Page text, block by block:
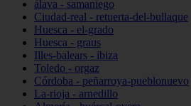
álava - samaniego
Ciudad-real - retuerta-del-bullaque
Huesca - el-grado
Huesca - graus
Illes-balears - ibiza
Toledo - orgaz
Córdoba - peñarroya-pueblonuevo
La-rioja - arnedillo